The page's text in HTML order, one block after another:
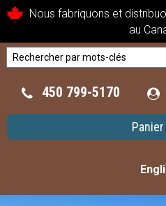
Nous fabriquons et
au
450 799-5170
Panier